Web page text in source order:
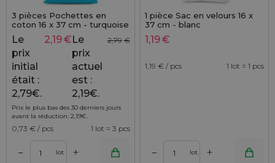
3 pièces Pochettes en
coton 16 x 37 cm - turquoise
2,79 €
Le
prix
initial
était :
2,79€.
2,19€Le
prix
actuel
est :
2,19€.
Prix le plus bas des 30 derniers jours
avant la réduction: 2,19€.
0,73 € / pcs 1 lot = 3 pcs
– lot +
1 pièce Sac en velours 16 x
37 cm - blanc
1,19€
1,19 € / pcs 1 lot = 1 pcs
– lot +